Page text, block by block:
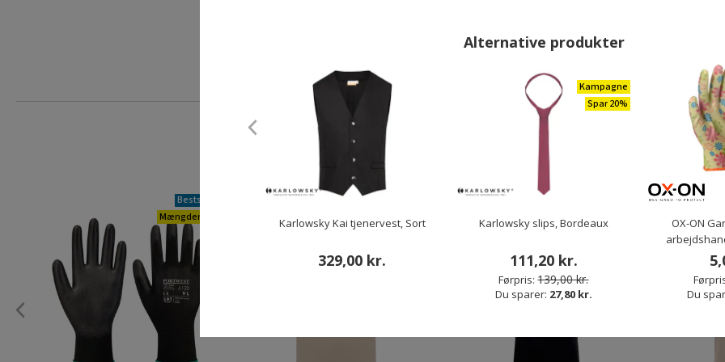
Førpris:
59,00 kr.
Du sparer:30,00 kr.
ANDRE HAR OGSÅ KØBT
Bestseller
Mængderabat
Restparti
Alternative produkter
Karlowsky Kai tjenervest, Sort
329,00 kr.
Kampagne
Spar 20%
Karlowsky slips, Bordeaux
111,20 kr.
Førpris: 139,00 kr.
Du sparer: 27,80 kr.
OX-ON
Du